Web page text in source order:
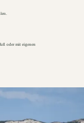
oder mit eigenen